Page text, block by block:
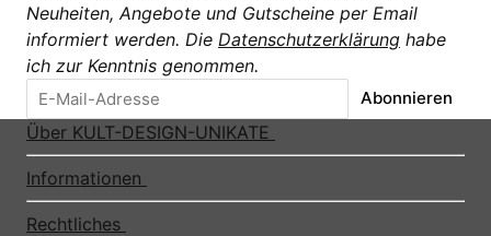
Neuheiten, Angebote und Gutscheine per Email
informiert werden. Die Datenschutzerklärung habe
ich zur Kenntnis genommen.
Abonnieren
Über KULT-DESIGN-UNIKATE
Informationen
Rechtliches